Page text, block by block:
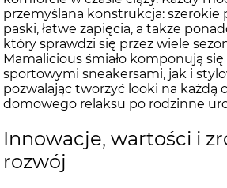
przemyślana konstrukcja: szerokie
paski, łatwe zapięcia, a także
który sprawdzi się przez wiele
Mamalicious śmiało komponują
sportowymi sneakersami, jak i
pozwalając tworzyć looki na każdą
domowego relaksu po rodzinne
Innowacje, wartości i
rozwój